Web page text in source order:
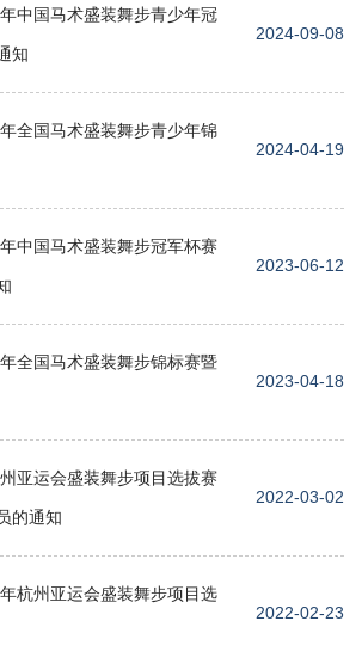
中国马术盛装舞步青少年冠
知
2024-09-08
全国马术盛装舞步青少年锦
2024-04-19
中国马术盛装舞步冠军杯赛
2023-06-12
全国马术盛装舞步锦标赛暨
2023-04-18
亚运会盛装舞步项目选拔赛
的通知
2022-03-02
杭州亚运会盛装舞步项目选
2022-02-23